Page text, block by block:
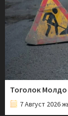
Тоголок Молдо
7 Август 2026